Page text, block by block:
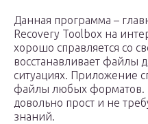
Данная программа –
Recovery Toolbox на
хорошо справляется со
восстанавливает файлы
ситуациях. Приложение
файлы любых форматов.
довольно прост и не
знаний.